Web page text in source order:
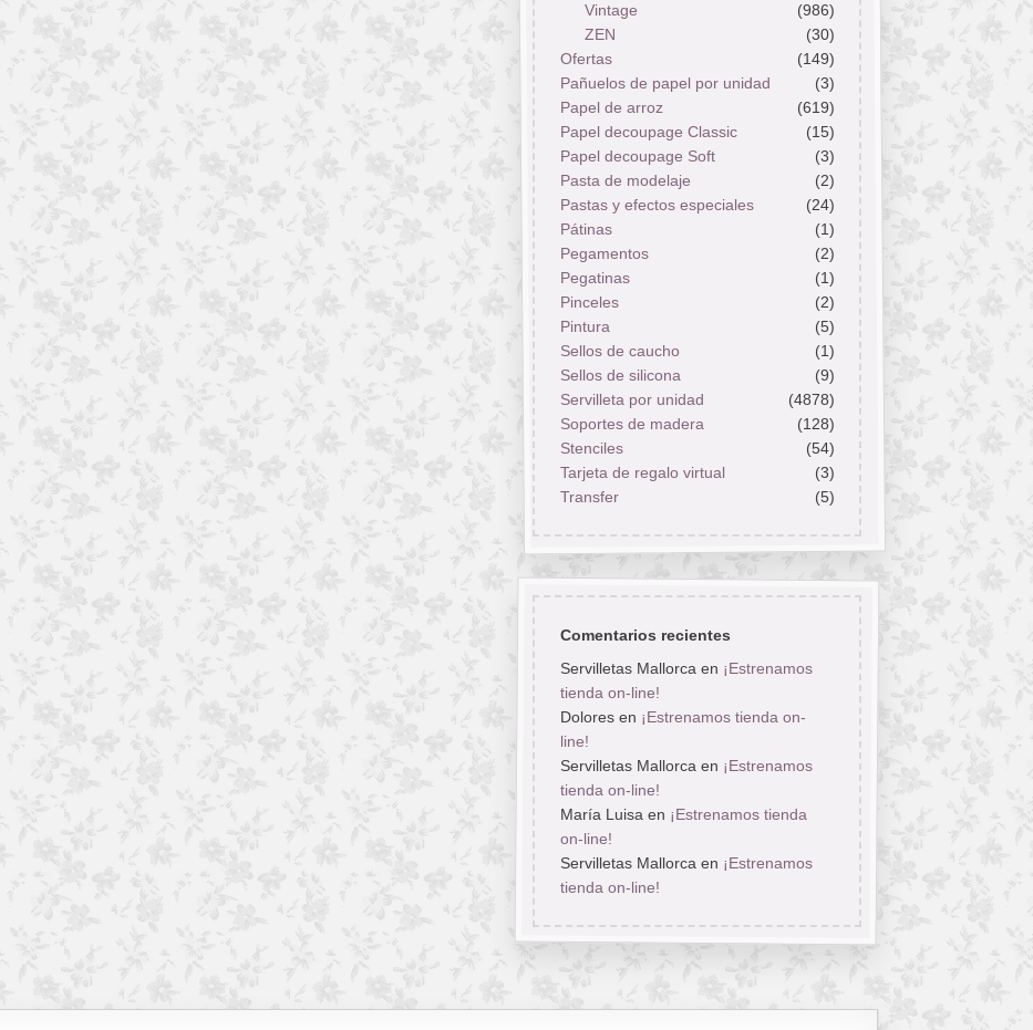
Vintage
(986)
ZEN
(30)
Ofertas
(149)
Pañuelos de papel por unidad
(3)
Papel de arroz
(619)
Papel decoupage Classic
(15)
Papel decoupage Soft
(3)
Pasta de modelaje
(2)
Pastas y efectos especiales
(24)
Pátinas
(1)
Pegamentos
(2)
Pegatinas
(1)
Pinceles
(2)
Pintura
(5)
Sellos de caucho
(1)
Sellos de silicona
(9)
Servilleta por unidad
(4878)
Soportes de madera
(128)
Stenciles
(54)
Tarjeta de regalo virtual
(3)
Transfer
(5)
Comentarios recientes
Servilletas Mallorcaen ¡Estrenamos
tienda on-line!
Doloresen ¡Estrenamos tienda on-
line!
Servilletas Mallorcaen ¡Estrenamos
tienda on-line!
María Luisaen ¡Estrenamos tienda
on-line!
Servilletas Mallorcaen ¡Estrenamos
tienda on-line!